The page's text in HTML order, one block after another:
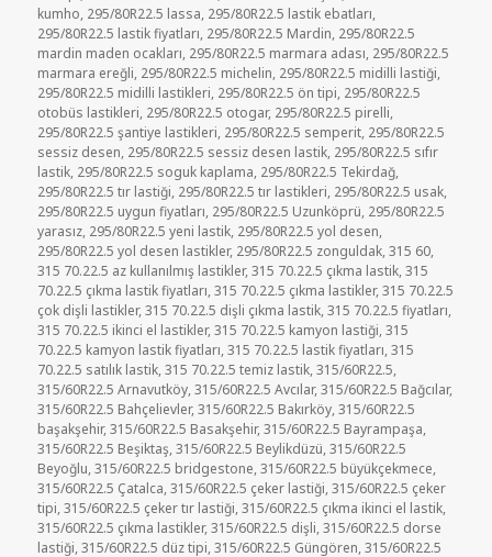
kumho, 295/80R22.5 lassa, 295/80R22.5 lastik ebatları,
295/80R22.5 lastik fiyatları, 295/80R22.5 Mardin, 295/80R22.5
mardin maden ocakları, 295/80R22.5 marmara adası, 295/80R22.5
marmara ereğli, 295/80R22.5 michelin, 295/80R22.5 midilli lastiği,
295/80R22.5 midilli lastikleri, 295/80R22.5 ön tipi, 295/80R22.5
otobüs lastikleri, 295/80R22.5 otogar, 295/80R22.5 pirelli,
295/80R22.5 şantiye lastikleri, 295/80R22.5 semperit, 295/80R22.5
sessiz desen, 295/80R22.5 sessiz desen lastik, 295/80R22.5 sıfır
lastik, 295/80R22.5 soguk kaplama, 295/80R22.5 Tekirdağ,
295/80R22.5 tır lastiği, 295/80R22.5 tır lastikleri, 295/80R22.5 usak,
295/80R22.5 uygun fiyatları, 295/80R22.5 Uzunköprü, 295/80R22.5
yarasız, 295/80R22.5 yeni lastik, 295/80R22.5 yol desen,
295/80R22.5 yol desen lastikler, 295/80R22.5 zonguldak,315 60,
315 70.22.5 az kullanılmış lastikler,315 70.22.5 çıkma lastik,315
70.22.5 çıkma lastik fiyatları,315 70.22.5 çıkma lastikler,315 70.22.5
çok dişli lastikler,315 70.22.5 dişli çıkma lastik,315 70.22.5 fiyatları,
315 70.22.5 ikinci el lastikler,315 70.22.5 kamyon lastiği,315
70.22.5 kamyon lastik fiyatları,315 70.22.5 lastik fiyatları,315
70.22.5 satılık lastik,315 70.22.5 temiz lastik,315/60R22.5,
315/60R22.5 Arnavutköy,315/60R22.5 Avcılar,315/60R22.5 Bağcılar,
315/60R22.5 Bahçelievler,315/60R22.5 Bakırköy,315/60R22.5
başakşehir,315/60R22.5 Basakşehir,315/60R22.5 Bayrampaşa,
315/60R22.5 Beşiktaş,315/60R22.5 Beylikdüzü,315/60R22.5
Beyoğlu,315/60R22.5 bridgestone,315/60R22.5 büyükçekmece,
315/60R22.5 Çatalca,315/60R22.5 çeker lastiği,315/60R22.5 çeker
tipi,315/60R22.5 çeker tır lastiği,315/60R22.5 çıkma ikinci el lastik,
315/60R22.5 çıkma lastikler,315/60R22.5 dişli,315/60R22.5 dorse
lastiği,315/60R22.5 düz tipi,315/60R22.5 Güngören,315/60R22.5